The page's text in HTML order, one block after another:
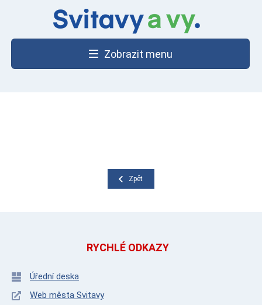
Zobrazit menu
Zpět
RYCHLÉ ODKAZY
Úřední deska
Web města Svitavy